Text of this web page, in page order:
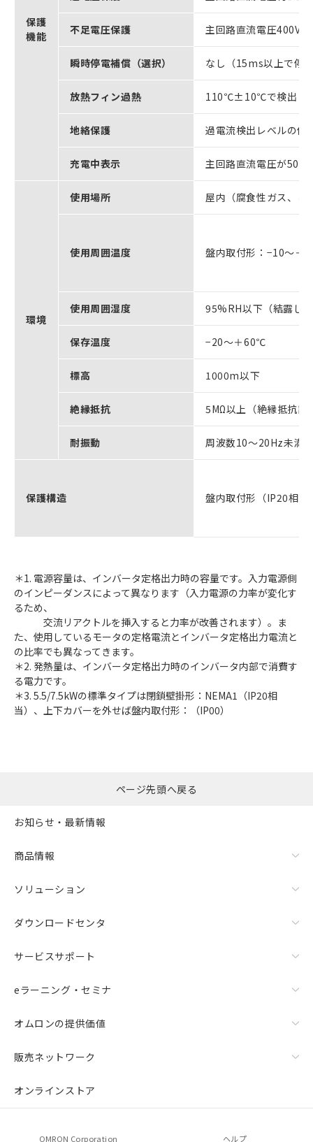
保護
機能
不足電圧保護 主回路直流電圧400V
瞬時停電補償（選択） なし（15ms以上で停
放熱フィン過熱 110℃±10℃で検出
地絡保護 過電流検出レベルの保
充電中表示 主回路直流電圧が50V
環境
使用場所 屋内（腐食性ガス、じ
使用周囲温度 盤内取付形：−10～＋
使用周囲湿度 95%RH以下（結露し
保存温度 −20～＋60℃
標高 1000m以下
絶縁抵抗 5MΩ以上（絶縁抵抗試
耐振動 周波数10～20Hz未
保護構造 盤内取付形（IP20相当
＊1. 電源容量は、インバータ定格出力時の容量です。入力電源側
のインピーダンスによって異なります（入力電源の力率が変化す
るため、
交流リアクトルを挿入すると力率が改善されます）。ま
た、使用しているモータの定格電流とインバータ定格出力電流と
の比率でも異なってきます。
＊2. 発熱量は、インバータ定格出力時のインバータ内部で消費す
る電力です。
＊3. 5.5/7.5kWの標準タイプは閉鎖壁掛形：NEMA1（IP20相
当）、上下カバーを外せば盤内取付形：（IP00）
ページ先頭へ戻る
お知らせ・最新情報
商品情報
ソリューション
ダウンロードセンタ
サービスサポート
eラーニング・セミナ
オムロンの提供価値
販売ネットワーク
オンラインストア
OMRON Corporation ヘルプ